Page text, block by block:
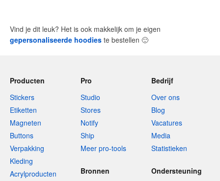
Vind je dit leuk? Het is ook makkelijk om je eigen
gepersonaliseerde hoodies te bestellen 🙂
Producten
Stickers
Etiketten
Magneten
Buttons
Verpakking
Kleding
Acrylproducten
Pro
Studio
Stores
Notify
Ship
Meer pro-tools
Bedrijf
Over ons
Blog
Vacatures
Media
Statistieken
Bronnen
Ondersteuning